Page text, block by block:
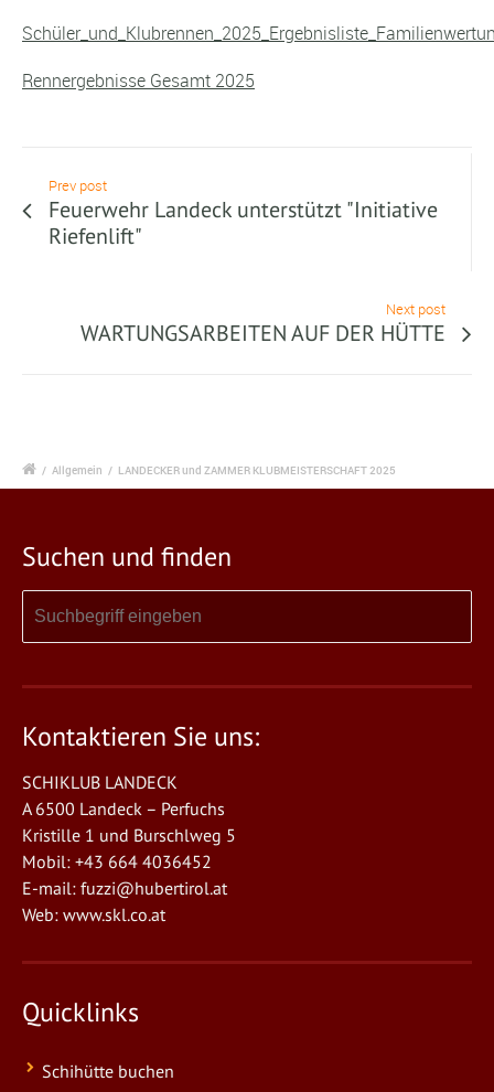
Rennergebnisse Gesamt 2025
Prev post
Feuerwehr Landeck unterstützt "Initiative
Riefenlift"
Next post
WARTUNGSARBEITEN AUF DER HÜTTE
/ Allgemein / LANDECKER und ZAMMER KLUBMEISTERSCHAFT 2025
Suchen und finden
Kontaktieren Sie uns:
SCHIKLUB LANDECK
A 6500 Landeck – Perfuchs
Kristille 1 und Burschlweg 5
Mobil: +43 664 4036452
E-mail: fuzzi@hubertirol.at
Web: www.skl.co.at
Quicklinks
Schihütte buchen